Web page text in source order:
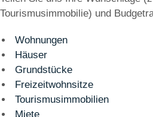
Tourismusimmobilie) und
Wohnungen
Häuser
Grundstücke
Freizeitwohnsitze
Tourismusimmobilien
Miete